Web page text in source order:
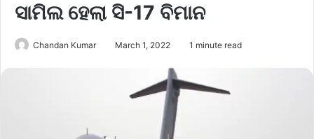
ସାମିଲ ହେଲା ସି-17 ବିମାନ
Chandan Kumar March 1, 2022 1 minute read